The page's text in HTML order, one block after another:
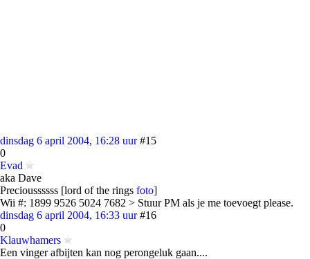
dinsdag 6 april 2004, 16:28 uur #15
0
Evad
aka Dave
Precioussssss [lord of the rings foto]
Wii #: 1899 9526 5024 7682 > Stuur PM als je me toevoegt please.
dinsdag 6 april 2004, 16:33 uur #16
0
Klauwhamers
Een vinger afbijten kan nog perongeluk gaan....